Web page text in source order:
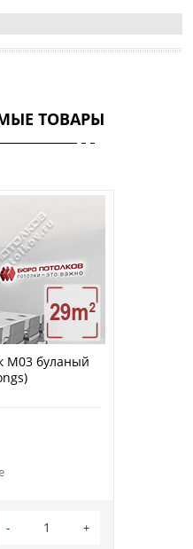
ТОВАРЫ
M03 буланый